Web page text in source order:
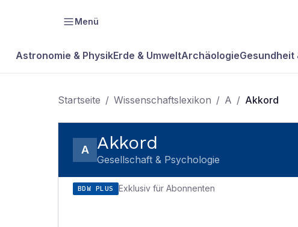
Menü
Astronomie & PhysikErde & UmweltArchäologieGesundheit
Startseite / Wissenschaftslexikon / A / Akkord
A Akkord
Gesellschaft & Psychologie
BDW PLUS Exklusiv für Abonnenten